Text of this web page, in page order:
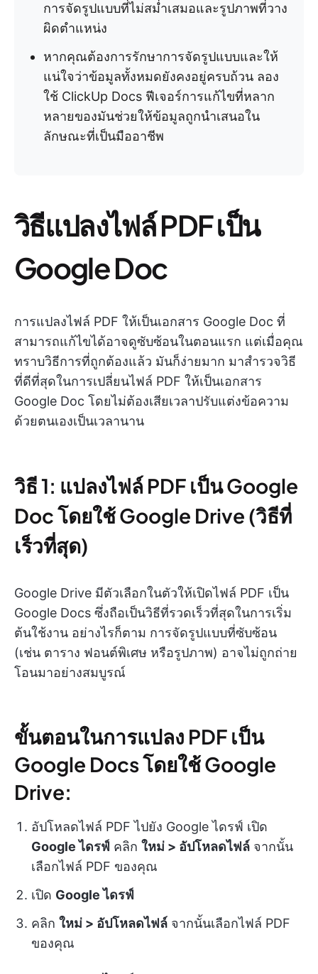
การจัดรูปแบบที่ไม่สม่ำเสมอและรูปภาพที่วาง
ผิดตำแหน่ง
หากคุณต้องการรักษาการจัดรูปแบบและให้
แน่ใจว่าข้อมูลทั้งหมดยังคงอยู่ครบถ้วน ลอง
ใช้ ClickUp Docs ฟีเจอร์การแก้ไขที่หลาก
หลายของมันช่วยให้ข้อมูลถูกนำเสนอใน
ลักษณะที่เป็นมืออาชีพ
วิธีแปลงไฟล์ PDF เป็น
Google Doc
การแปลงไฟล์ PDF ให้เป็นเอกสาร Google Doc ที่
สามารถแก้ไขได้อาจดูซับซ้อนในตอนแรก แต่เมื่อคุณ
ทราบวิธีการที่ถูกต้องแล้ว มันก็ง่ายมาก มาสำรวจวิธี
ที่ดีที่สุดในการเปลี่ยนไฟล์ PDF ให้เป็นเอกสาร
Google Doc โดยไม่ต้องเสียเวลาปรับแต่งข้อความ
ด้วยตนเองเป็นเวลานาน
วิธี 1: แปลงไฟล์ PDF เป็น Google
Doc โดยใช้ Google Drive (วิธีที่
เร็วที่สุด)
Google Drive มีตัวเลือกในตัวให้เปิดไฟล์ PDF เป็น
Google Docs ซึ่งถือเป็นวิธีที่รวดเร็วที่สุดในการเริ่ม
ต้นใช้งาน อย่างไรก็ตาม การจัดรูปแบบที่ซับซ้อน
(เช่น ตาราง ฟอนต์พิเศษ หรือรูปภาพ) อาจไม่ถูกถ่าย
โอนมาอย่างสมบูรณ์
ขั้นตอนในการแปลง PDF เป็น
Google Docs โดยใช้ Google
Drive:
อัปโหลดไฟล์ PDF ไปยัง Google ไดรฟ์ เปิด
Google ไดรฟ์ คลิก ใหม่ > อัปโหลดไฟล์ จากนั้น
เลือกไฟล์ PDF ของคุณ
เปิด Google ไดรฟ์
คลิก ใหม่ > อัปโหลดไฟล์ จากนั้นเลือกไฟล์ PDF
ของคุณ